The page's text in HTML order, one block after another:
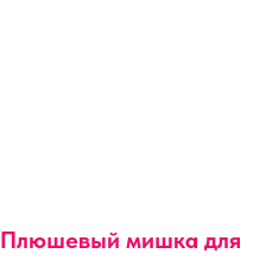
мишка для